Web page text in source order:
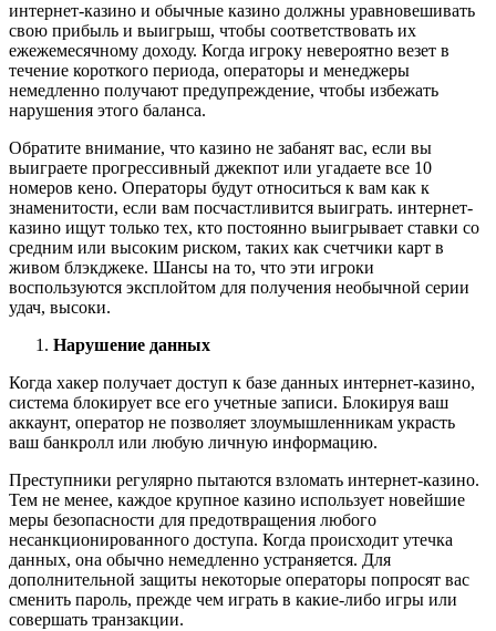
интернет-казино и обычные казино должны уравновешивать
свою прибыль и выигрыш, чтобы соответствовать их
ежежемесячному доходу. Когда игроку невероятно везет в
течение короткого периода, операторы и менеджеры
немедленно получают предупреждение, чтобы избежать
нарушения этого баланса.
Обратите внимание, что казино не забанят вас, если вы
выиграете прогрессивный джекпот или угадаете все 10
номеров кено. Операторы будут относиться к вам как к
знаменитости, если вам посчастливится выиграть. интернет-
казино ищут только тех, кто постоянно выигрывает ставки со
средним или высоким риском, таких как счетчики карт в
живом блэкджеке. Шансы на то, что эти игроки
воспользуются эксплойтом для получения необычной серии
удач, высоки.
Нарушение данных
Когда хакер получает доступ к базе данных интернет-казино,
система блокирует все его учетные записи. Блокируя ваш
аккаунт, оператор не позволяет злоумышленникам украсть
ваш банкролл или любую личную информацию.
Преступники регулярно пытаются взломать интернет-казино.
Тем не менее, каждое крупное казино использует новейшие
меры безопасности для предотвращения любого
несанкционированного доступа. Когда происходит утечка
данных, она обычно немедленно устраняется. Для
дополнительной защиты некоторые операторы попросят вас
сменить пароль, прежде чем играть в какие-либо игры или
совершать транзакции.